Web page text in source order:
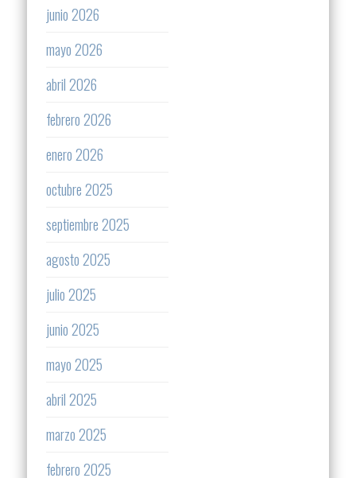
junio 2026
mayo 2026
abril 2026
febrero 2026
enero 2026
octubre 2025
septiembre 2025
agosto 2025
julio 2025
junio 2025
mayo 2025
abril 2025
marzo 2025
febrero 2025